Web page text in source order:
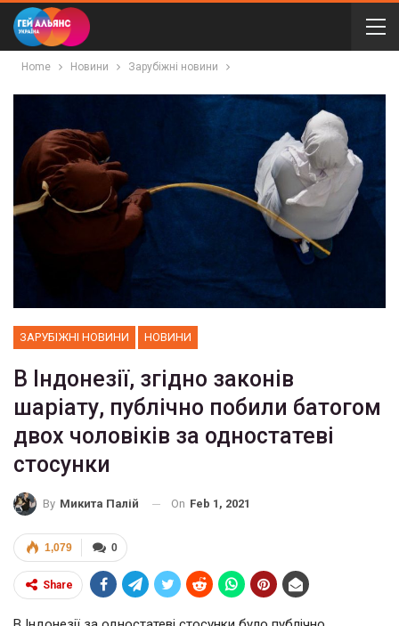
Home Новини Зарубіжні новини
ЗАРУБІЖНІ НОВИНИ НОВИНИ
В Індонезії, згідно законів
шаріату, публічно побили батогом
двох чоловіків за одностатеві
стосунки
By Микита Палій On Feb 1, 2021
0
1,079
Share